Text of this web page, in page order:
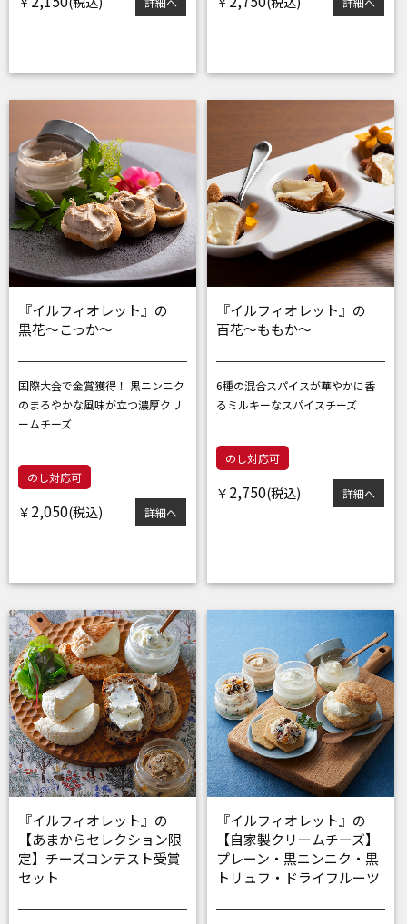
『イルフィオレット』の
黒花～こっか～
国際大会で金賞獲得！ 黒ニンニク
のまろやかな風味が立つ濃厚クリ
ームチーズ
のし対応可
￥ 2,050 詳細へ
『イルフィオレット』の
百花～ももか～
6種の混合スパイスが華やかに香
る ミルキーなスパイスチーズ
のし対応可
￥ 2,750 詳細へ
『イルフィオレット』の
【あまからセレクション限
定】チーズコンテスト受賞
セット
『イルフィオレット』の
【自家製クリームチーズ】
プレーン・黒ニンニク・黒
トリュフ・ドライフルーツ